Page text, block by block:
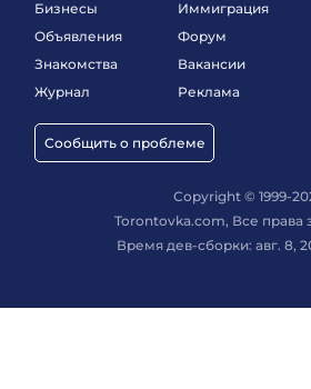
Бизнесы
Объявления
Знакомства
Журнал
Сообщить о проблеме
Иммиграция
Форум
Вакансии
Реклама
Copyright © 1999-
Torontovka.com, Все
Время дев-сборки: авг. 8,